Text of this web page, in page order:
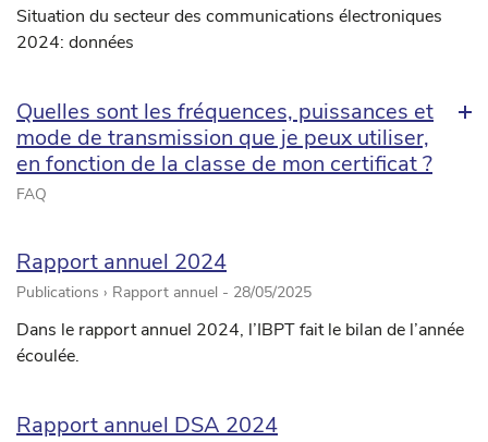
Situation du secteur des communications électroniques
2024: données
Quelles sont les fréquences, puissances et
mode de transmission que je peux utiliser,
en fonction de la classe de mon certificat ?
FAQ
Rapport annuel 2024
Publications › Rapport annuel - 28/05/2025
Dans le rapport annuel 2024, l’IBPT fait le bilan de l’année
écoulée.
Rapport annuel DSA 2024